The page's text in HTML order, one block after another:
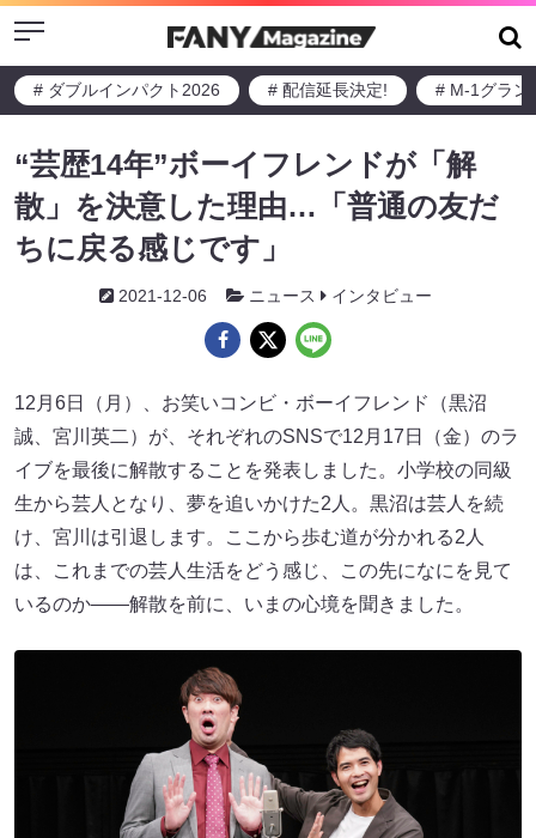
Menu
# ダブルインパクト2026 # 配信延長決定! # M-1グラン
“芸歴14年”ボーイフレンドが「解
散」を決意した理由…「普通の友だ
ちに戻る感じです」
2021-12-06 ニュース インタビュー
12月6日（月）、お笑いコンビ・ボーイフレンド（黒沼
誠、宮川英二）が、それぞれのSNSで12月17日（金）のラ
イブを最後に解散することを発表しました。小学校の同級
生から芸人となり、夢を追いかけた2人。黒沼は芸人を続
け、宮川は引退します。ここから歩む道が分かれる2人
は、これまでの芸人生活をどう感じ、この先になにを見て
いるのか――解散を前に、いまの心境を聞きました。